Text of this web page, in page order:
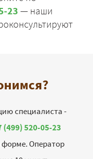
23 — наши
специалиста -
(499) 520-05-23
форме. Оператор